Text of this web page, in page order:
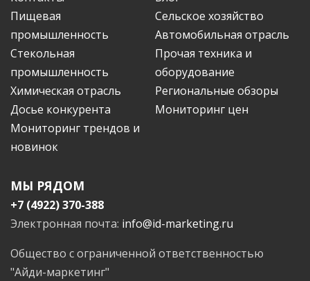
Пищевая
промышленность
Сельское хозяйство
Автомобильная отрасль
Стекольная
промышленность
Прочая техника и
оборудование
Химическая отрасль
Региональные обзоры
Досье конкурента
Мониторинг цен
Мониторинг трендов и
новинок
МЫ РЯДОМ
+7 (4922) 370-388
Электронная почта: info@id-marketing.ru
Общество с ограниченной ответственностью
"Айди-маркетинг"